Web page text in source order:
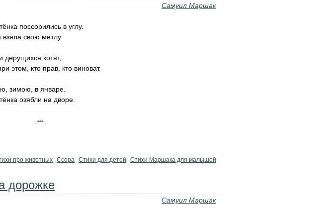
Самуил Маршак
поссорились в углу.
взяла свою метлу
дерущихся котят,
этом, кто прав, кто виноват.
зимою, в январе.
озябли на дворе.
про животных Ссора Стихи для детей Стихи Маршака для малышей
дорожке
Самуил Маршак